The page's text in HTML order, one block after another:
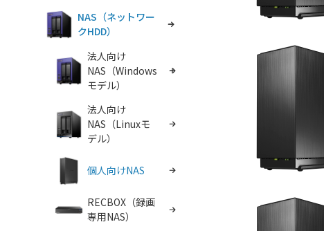
NAS（ネットワー
クHDD）
法人向け
NAS（Windows
モデル）
法人向け
NAS（Linuxモ
デル）
個人向けNAS
RECBOX（録画
専用NAS）